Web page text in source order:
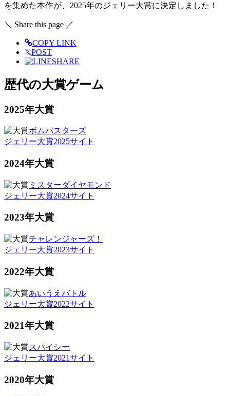
を集めた本作が、2025年のジェリー大賞に決定しました！
＼ Share this page ／
COPY LINK
𝕏POST
SHARE
歴代の大賞ゲーム
2025年大賞
ボムバスターズ
ジェリー大賞2025サイト
2024年大賞
ミスターダイヤモンド
ジェリー大賞2024サイト
2023年大賞
チャレンジャーズ！
ジェリー大賞2023サイト
2022年大賞
あいうえバトル
ジェリー大賞2022サイト
2021年大賞
スパイシー
ジェリー大賞2021サイト
2020年大賞